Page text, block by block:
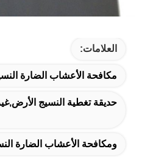
العلامات:
مكافحة الأعشاب الضارة
حديقة تغطية النسيج
ومكافحة الأعشاب الضارة